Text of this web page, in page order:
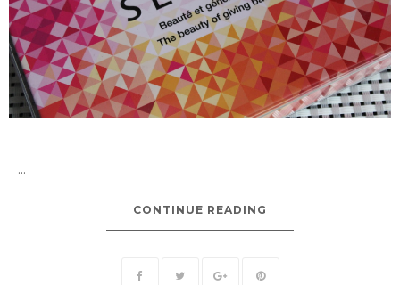
...
CONTINUE READING